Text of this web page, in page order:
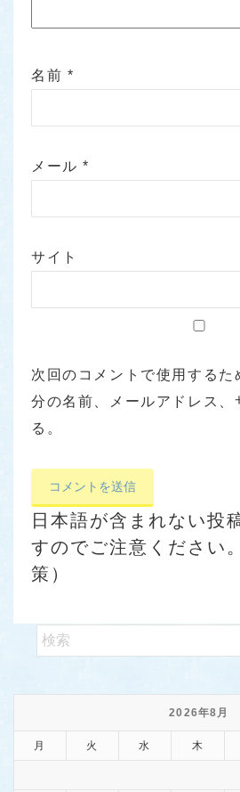
名前 *
メール*
サイト
次回のコメントで使用するた
分の名前、メールアドレス、
る。
日本語が含まれない投
すのでご注意ください
策）
2026年8月
月 火 水 木